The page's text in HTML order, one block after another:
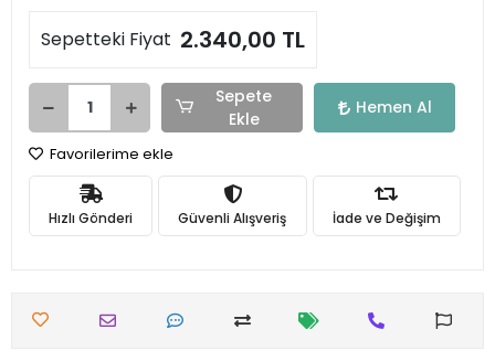
Sepetteki Fiyat 2.340,00 TL
Sepete
Ekle
Hemen Al
Favorilerime ekle
Hızlı Gönderi Güvenli Alışveriş İade ve Değişim